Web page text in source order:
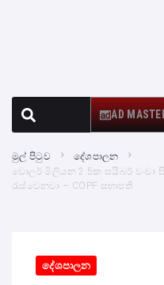
AD
මුල් පිටුව
දේශපාලන
ඩොලර් මිලියන 2.5ක සයිබර් වංචා
රැස්වෙනවා – COPF සභාපති
දේශපාලන